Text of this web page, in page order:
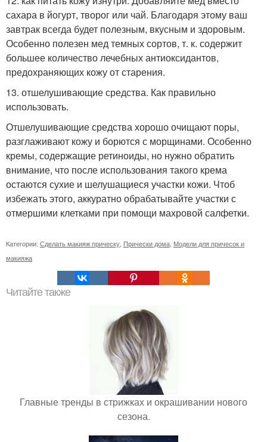
сахара в йогурт, творог или чай. Благодаря этому ваш
завтрак всегда будет полезным, вкусным и здоровым.
Особенно полезен мед темных сортов, т. к. содержит
большее количество лечебных антиоксидантов,
предохраняющих кожу от старения.
13. отшелушивающие средства. Как правильно
использовать.
Отшелушивающие средства хорошо очищают поры,
разглаживают кожу и борются с морщинами. Особенно
кремы, содержащие ретиноиды, но нужно обратить
внимание, что после использования такого крема
остаются сухие и шелушащиеся участки кожи. Чтоб
избежать этого, аккуратно обрабатывайте участки с
отмершими клетками при помощи махровой салфетки.
Категории: Сделать макияж прическу Прически дома Модели для причесок и
макияжа
Читайте также
Главные тренды в стрижках и окрашивании нового
сезона.